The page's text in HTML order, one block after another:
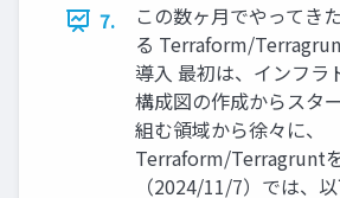
7.
この数ヶ月でやってき
る Terraform/
導入 最初は、インフラ
構成図の作成からスタ
組む領域から徐々に、
Terraform/Terragrunt
（2024/11/7）では、